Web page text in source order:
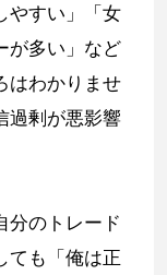
やすい」「女
が多い」など
はわかりませ
過剰が悪影響
分のトレード
ても「俺は正